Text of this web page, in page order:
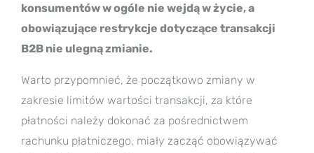
konsumentów w ogóle nie wejdą w życie, a
obowiązujące restrykcje dotyczące transakcji
B2B nie ulegną zmianie.
Warto przypomnieć, że początkowo zmiany w
zakresie limitów wartości transakcji, za które
płatności należy dokonać za pośrednictwem
rachunku płatniczego, miały zacząć obowiązywać